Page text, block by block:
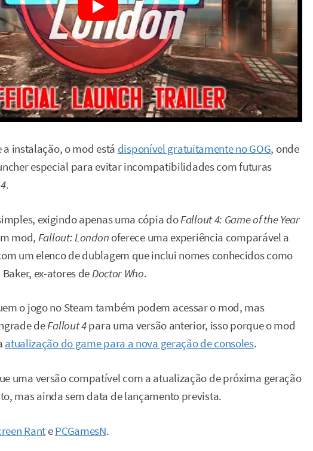
instalação, o mod está disponível gratuitamente no GOG, onde
especial para evitar incompatibilidades com futuras
.
exigindo apenas uma cópia doFallout 4: Game of the Year
mod, Fallout: London oferece uma experiência comparável a
um elenco de dublagem que inclui nomes conhecidos como
ex-atores de Doctor Who.
o jogo no Steam também podem acessar o mod, mas
deFallout 4para uma versão anterior, isso porque o mod
atualização do game para a nova geração de consoles.
uma versão compatível com a atualização de próxima geração
mas ainda sem data de lançamento prevista.
Rant ePCGamesN.